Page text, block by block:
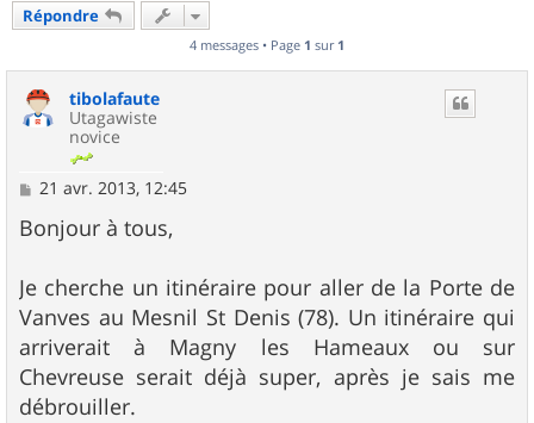
Répondre
4 messages • Page 1 sur 1
tibolafaute
Utagawiste
novice
M
s
s
g
e
21 avr. 2013, 12:45
Bonjour à tous,
Je cherche un itinéraire pour aller de la Porte de
Vanves au Mesnil St Denis (78). Un itinéraire qui
arriverait à Magny les Hameaux ou sur
Chevreuse serait déjà super, après je sais me
débrouiller.